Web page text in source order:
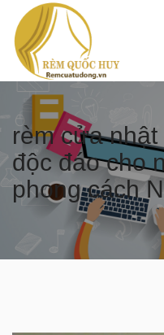
rèm cửa
độc đáo cho
phong cách